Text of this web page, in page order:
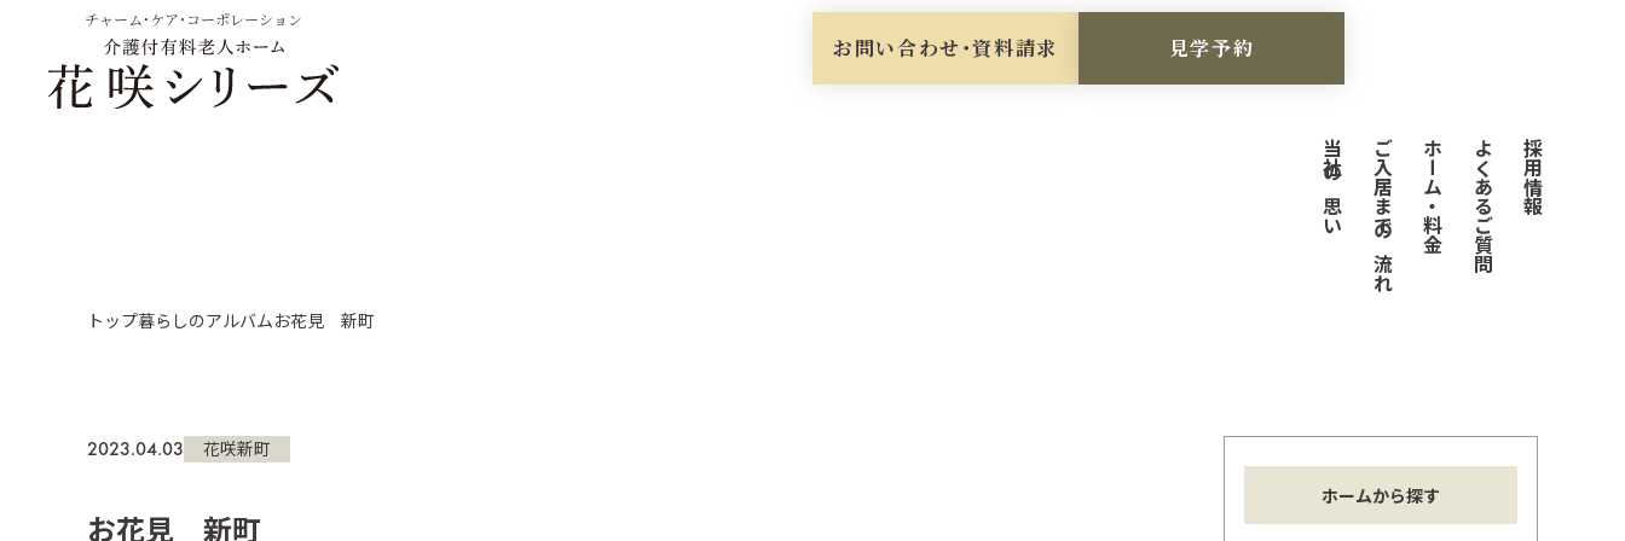
チャーム・ケア・コーポレーション
お問い合わせ・資料請求 見学予約
当社の思い ご入居までの流れ ホーム・料金 よくあるご質問 採用情報
トップ暮らしのアルバムお花見 新町
2023.04.03 花咲新町
お花見 新町
ホームから探す